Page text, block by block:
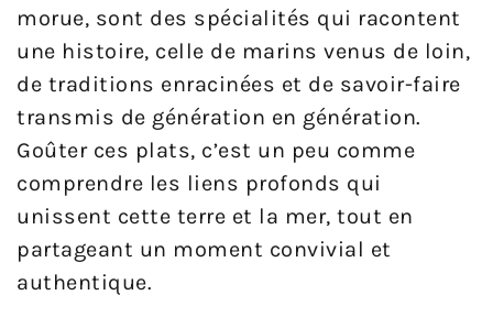
morue, sont des spécialités qui racontent
une histoire, celle de marins venus de loin,
de traditions enracinées et de savoir-faire
transmis de génération en génération.
Goûter ces plats, c’est un peu comme
comprendre les liens profonds qui
unissent cette terre et la mer, tout en
partageant un moment convivial et
authentique.